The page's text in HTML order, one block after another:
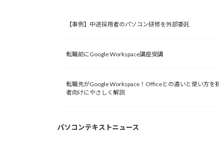
【事例】中途採用者のパソコン研修を外部委託
転職前にGoogle Workspace講座受講
転職先がGoogle Workspace！Officeとの違いと使い方を
者向けにやさしく解説
パソコンテキストニュース